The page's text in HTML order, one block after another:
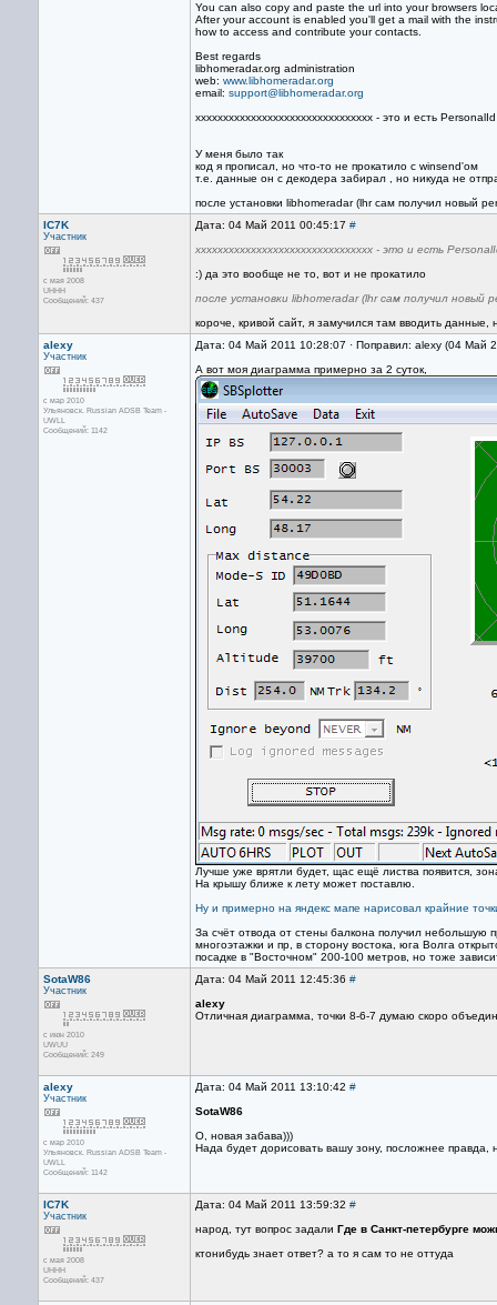
You can also copy and paste the url into your browsers
After your account is enabled you'll get a mail with the
how to access and contribute your contacts.
Best regards
libhomeradar.org administration
web: www.libhomeradar.org
email: support@libhomeradar.org
xxxxxxxxxxxxxxxxxxxxxxxxxxxxxxxx - это и есть PersonalId
У меня было так
код я прописал, но что-то не прокатило с winsend'ом
т.е. данные он с декодера забирал , но никуда не
после установки libhomeradar (lhr сам получил новый
IC7K
Участник
с мая 2008
UHHH
Сообщений: 437
Дата: 04 Май 2011 00:45:17 #
xxxxxxxxxxxxxxxxxxxxxxxxxxxxxxxx - это и есть
:) да это вообще не то, вот и не прокатило
после установки libhomeradar (lhr сам получил новый
короче, кривой сайт, я замучился там вводить
alexy
Участник
с мар 2010
Ульяновск. Russian ADSB Team -
UWLL
Сообщений: 1142
Дата: 04 Май 2011 10:28:07 · Поправил: alexy (04 Май
А вот моя диаграмма примерно за 2 суток,
Лучше уже врятли будет, щас ещё листва появится,
На крышу ближе к лету может поставлю.
Ну и примерно на яндекс мапе нарисовал крайние
За счёт отвода от стены балкона получил небольшую
многоэтажки и пр, в сторону востока, юга Волга
посадке в "Восточном" 200-100 метров, но тоже
SotaW86
Участник
с июн 2010
UWUU
Сообщений: 249
Дата: 04 Май 2011 12:45:36 #
alexy
Отличная диаграмма, точки 8-6-7 думаю скоро
alexy
Участник
с мар 2010
Ульяновск. Russian ADSB Team -
UWLL
Сообщений: 1142
Дата: 04 Май 2011 13:10:42 #
SotaW86
О, новая забава)))
Нада будет дорисовать вашу зону, посложнее правда,
IC7K
Участник
с мая 2008
UHHH
Сообщений: 437
Дата: 04 Май 2011 13:59:32 #
народ, тут вопрос задали Где в Санкт-петербурге
ктонибудь знает ответ? а то я сам то не оттуда